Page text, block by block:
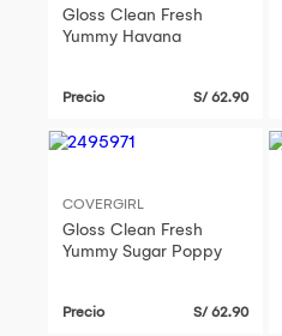
Gloss Clean Fresh
Yummy Havana
Precio S/ 62.90
COVERGIRL
Gloss Clean Fresh
Yummy Sugar Poppy
Precio S/ 62.90